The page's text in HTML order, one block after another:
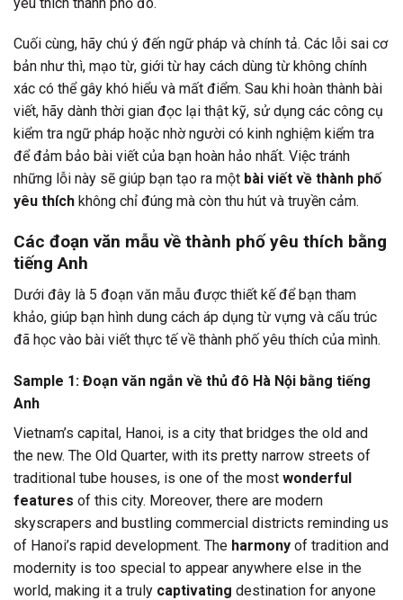
Cuối cùng, hãy chú ý đến ngữ pháp và chính tả. Các lỗi sai cơ
bản như thì, mạo từ, giới từ hay cách dùng từ không chính
xác có thể gây khó hiểu và mất điểm. Sau khi hoàn thành bài
viết, hãy dành thời gian đọc lại thật kỹ, sử dụng các công cụ
kiểm tra ngữ pháp hoặc nhờ người có kinh nghiệm kiểm tra
để đảm bảo bài viết của bạn hoàn hảo nhất. Việc tránh
những lỗi này sẽ giúp bạn tạo ra một bài viết về thành phố
yêu thích không chỉ đúng mà còn thu hút và truyền cảm.
Các đoạn văn mẫu về thành phố yêu thích bằng
tiếng Anh
Dưới đây là 5 đoạn văn mẫu được thiết kế để bạn tham
khảo, giúp bạn hình dung cách áp dụng từ vựng và cấu trúc
đã học vào bài viết thực tế về thành phố yêu thích của mình.
Sample 1: Đoạn văn ngắn về thủ đô Hà Nội bằng tiếng
Anh
Vietnam’s capital, Hanoi, is a city that bridges the old and
the new. The Old Quarter, with its pretty narrow streets of
traditional tube houses, is one of the most wonderful
features of this city. Moreover, there are modern
skyscrapers and bustling commercial districts reminding us
of Hanoi’s rapid development. The harmony of tradition and
modernity is too special to appear anywhere else in the
world, making it a truly captivating destination for anyone